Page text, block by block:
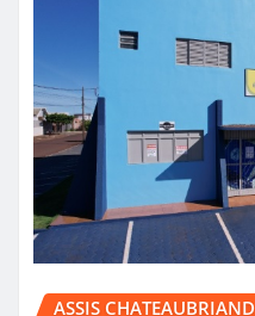
ASSIS CHATEAUBRIAND